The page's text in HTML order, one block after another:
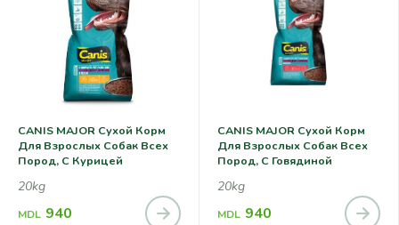
CANIS MAJOR Сухой Корм
Для Взрослых Собак Всех
Пород, С Курицей
20kg
MDL 940
CANIS MAJOR Сухой Корм
Для Взрослых Собак Всех
Пород, С Говядиной
20kg
MDL 940